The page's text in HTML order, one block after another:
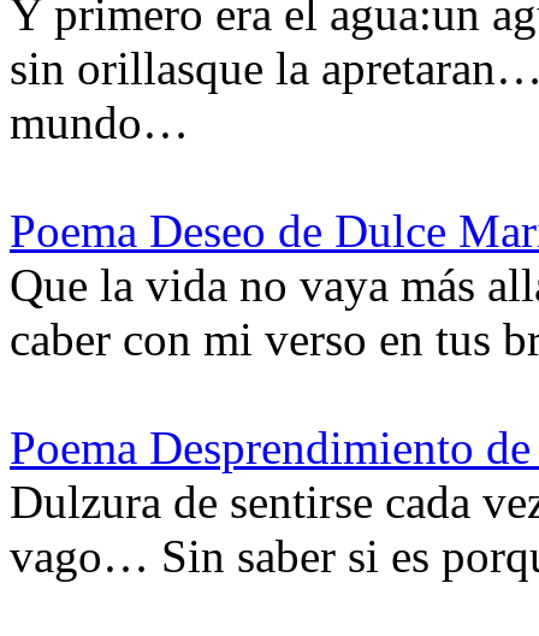
Y primero era el agua:un
sin orillasque la
mundo…
Poema Deseo de Dulce
Que la vida no vaya más
caber con mi verso en tus
Poema Desprendimiento
Dulzura de sentirse cada
vago… Sin saber si es